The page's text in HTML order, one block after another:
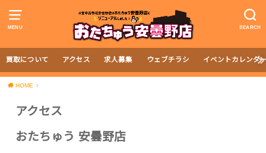
MENU SEARCH
買取について アクセス 求人募集 ウェブチラシ イベントカレンダ
HOME
アクセス
おたちゅう 安曇野店